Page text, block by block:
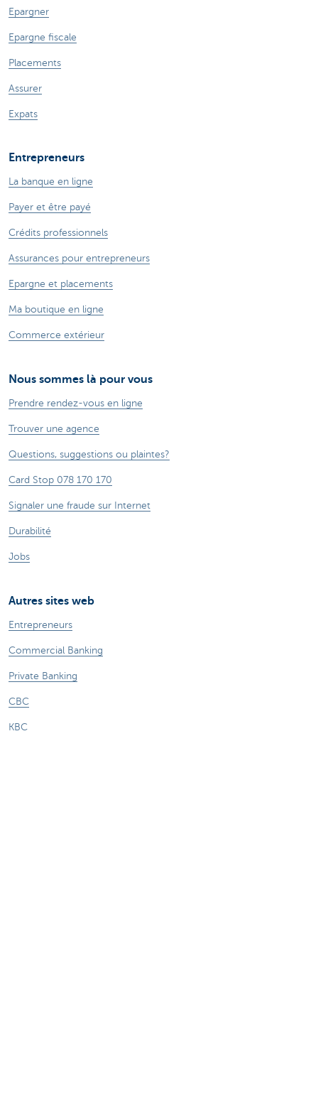
Epargner
Epargne fiscale
Placements
Assurer
Expats
Entrepreneurs
La banque en ligne
Payer et être payé
Crédits professionnels
Assurances pour entrepreneurs
Epargne et placements
Ma boutique en ligne
Commerce extérieur
Nous sommes là pour vous
Prendre rendez-vous en ligne
Trouver une agence
Questions, suggestions ou plaintes?
Card Stop 078 170 170
Signaler une fraude sur Internet
Durabilité
Jobs
Autres sites web
Entrepreneurs
Commercial Banking
Private Banking
CBC
KBC